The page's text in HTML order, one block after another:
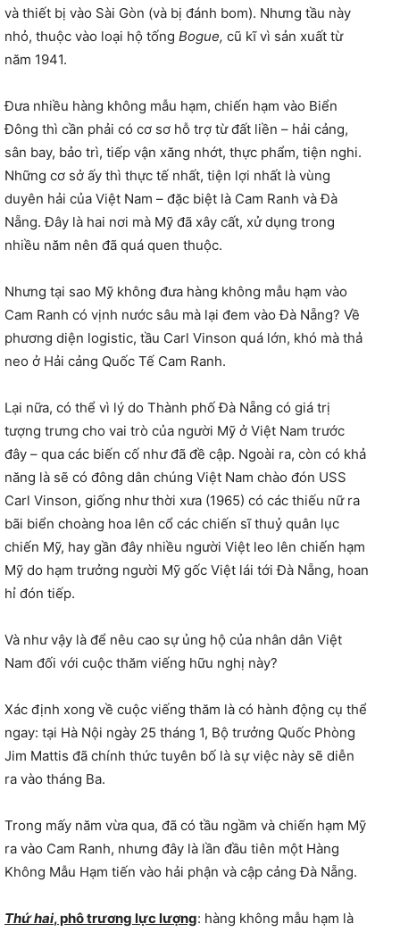
và thiết bị vào Sài Gòn (và bị đánh bom). Nhưng tầu này
nhỏ, thuộc vào loại hộ tống Bogue, cũ kĩ vì sản xuất từ
năm 1941.
Đưa nhiều hàng không mẫu hạm, chiến hạm vào Biển
Đông thì cần phải có cơ sơ hỗ trợ từ đất liền – hải cảng,
sân bay, bảo trì, tiếp vận xăng nhớt, thực phẩm, tiện nghi.
Những cơ sở ấy thì thực tế nhất, tiện lợi nhất là vùng
duyên hải của Việt Nam – đặc biệt là Cam Ranh và Đà
Nẵng. Đây là hai nơi mà Mỹ đã xây cất, xử dụng trong
nhiều năm nên đã quá quen thuộc.
Nhưng tại sao Mỹ không đưa hàng không mẫu hạm vào
Cam Ranh có vịnh nước sâu mà lại đem vào Đà Nẵng? Về
phương diện logistic, tầu Carl Vinson quá lớn, khó mà thả
neo ở Hải cảng Quốc Tế Cam Ranh.
Lại nữa, có thể vì lý do Thành phố Đà Nẵng có giá trị
tượng trưng cho vai trò của người Mỹ ở Việt Nam trước
đây – qua các biến cố như đã đề cập. Ngoài ra, còn có khả
năng là sẽ có đông dân chúng Việt Nam chào đón USS
Carl Vinson, giống như thời xưa (1965) có các thiếu nữ ra
bãi biển choàng hoa lên cổ các chiến sĩ thuỷ quân lục
chiến Mỹ, hay gần đây nhiều người Việt leo lên chiến hạm
Mỹ do hạm trưởng người Mỹ gốc Việt lái tới Đà Nẵng, hoan
hỉ đón tiếp.
Và như vậy là để nêu cao sự ủng hộ của nhân dân Việt
Nam đối với cuộc thăm viếng hữu nghị này?
Xác định xong về cuộc viếng thăm là có hành động cụ thể
ngay: tại Hà Nội ngày 25 tháng 1, Bộ trưởng Quốc Phòng
Jim Mattis đã chính thức tuyên bố là sự việc này sẽ diễn
ra vào tháng Ba.
Trong mấy năm vừa qua, đã có tầu ngầm và chiến hạm Mỹ
ra vào Cam Ranh, nhưng đây là lần đầu tiên một Hàng
Không Mẫu Hạm tiến vào hải phận và cập cảng Đà Nẵng.
Thứ hai, phô trương lực lượng: hàng không mẫu hạm là